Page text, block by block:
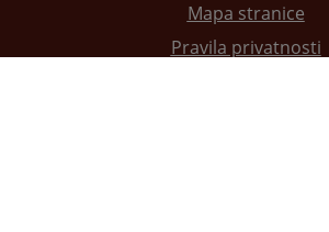
Mapa stranice
Pravila privatnosti